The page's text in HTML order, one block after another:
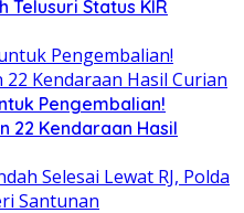
Telusuri Status KIR
Pengembalian!
22 Kendaraan Hasil